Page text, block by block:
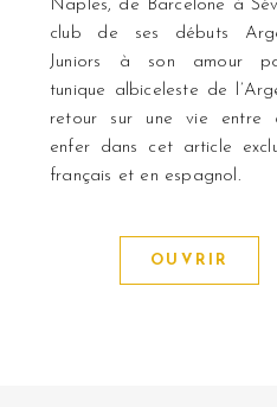
Naples, de Barcelone à
club de ses débuts
Juniors à son amour
tunique albiceleste de
retour sur une vie entre
enfer dans cet article
français et en espagnol.
OUVRIR